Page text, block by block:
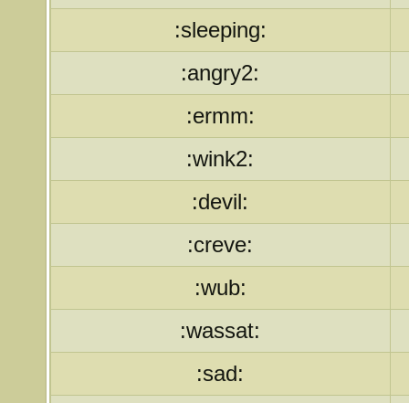
:sleeping:
:angry2:
:ermm:
:wink2:
:devil:
:creve:
:wub:
:wassat:
:sad: